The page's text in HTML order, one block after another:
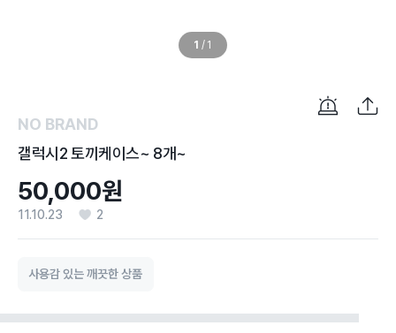
1 / 1
NO BRAND
갤럭시2 토끼케이스~ 8개~
50,000원
11.10.23 2
사용감 있는 깨끗한 상품